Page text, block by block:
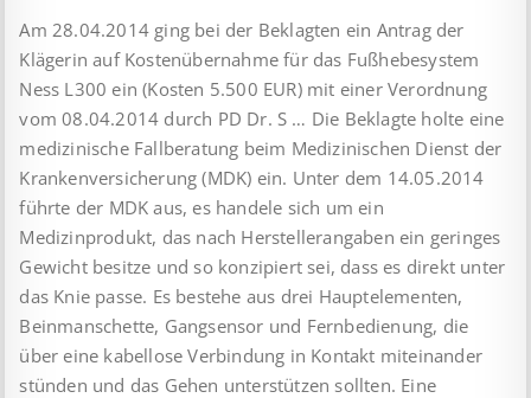
Am 28.04.2014 ging bei der Beklagten ein Antrag der
Klägerin auf Kostenübernahme für das Fußhebesystem
Ness L300 ein (Kosten 5.500 EUR) mit einer Verordnung
vom 08.04.2014 durch PD Dr. S … Die Beklagte holte eine
medizinische Fallberatung beim Medizinischen Dienst der
Krankenversicherung (MDK) ein. Unter dem 14.05.2014
führte der MDK aus, es handele sich um ein
Medizinprodukt, das nach Herstellerangaben ein geringes
Gewicht besitze und so konzipiert sei, dass es direkt unter
das Knie passe. Es bestehe aus drei Hauptelementen,
Beinmanschette, Gangsensor und Fernbedienung, die
über eine kabellose Verbindung in Kontakt miteinander
stünden und das Gehen unterstützen sollten. Eine